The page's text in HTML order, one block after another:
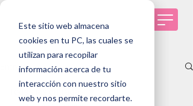
Este sitio web almacena
cookies en tu PC, las cuales se
utilizan para recopilar
información acerca de tu
interacción con nuestro sitio
web y nos permite recordarte.
Entrada